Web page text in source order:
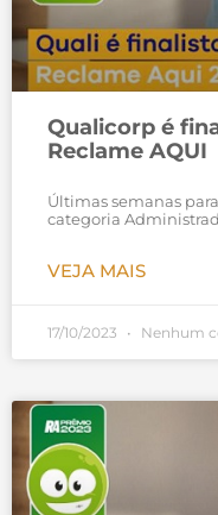
Qualicorp é
Reclame AQUI
Últimas semanas
categoria
VEJA MAIS
17/10/2023 Nenhum